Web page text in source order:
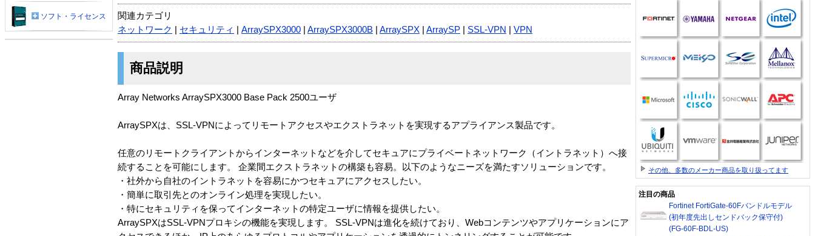
関連カテゴリ
ネットワーク
セキュリティ ArraySPX3000 ArraySPX3000B ArraySPX ArraySP SSL-VPN VPN
商品説明
Array Networks ArraySPX3000 Base Pack 2500ユーザ
ArraySPXは、SSL-VPNによってリモートアクセスやエクストラネットを実現するアプライアンス製品です。
任意のリモートクライアントからインターネットなどを介してセキュアにプライベートネットワーク（イントラネット）へ接
続することを可能にします。 企業間エクストラネットの構築も容易。以下のようなニーズを満たすソリューションです。
・社外から自社のイントラネットを容易にかつセキュアにアクセスしたい。
・簡単に取引先とのオンライン処理を実現したい。
・特にセキュリティを保ってインターネットの特定ユーザに情報を提供したい。
ArraySPXはSSL-VPNプロキシの機能を実現します。 SSL-VPNは進化を続けており、Webコンテンツやアプリケーションにア
ソフト・ライセンス
その他、多数のメーカー商品を取り扱ってます
注目の商品
Fortinet FortiGate-60Fバンドルモデル
(初年度先出しセンドバック保守付)
(FG-60F-BDL-US)